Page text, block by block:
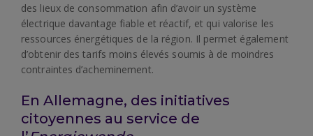
des lieux de consommation afin d’avoir un système
électrique davantage fiable et réactif, et qui valorise les
ressources énergétiques de la région. Il permet également
d’obtenir des tarifs moins élevés soumis à de moindres
contraintes d’acheminement.
En Allemagne, des initiatives
citoyennes au service de